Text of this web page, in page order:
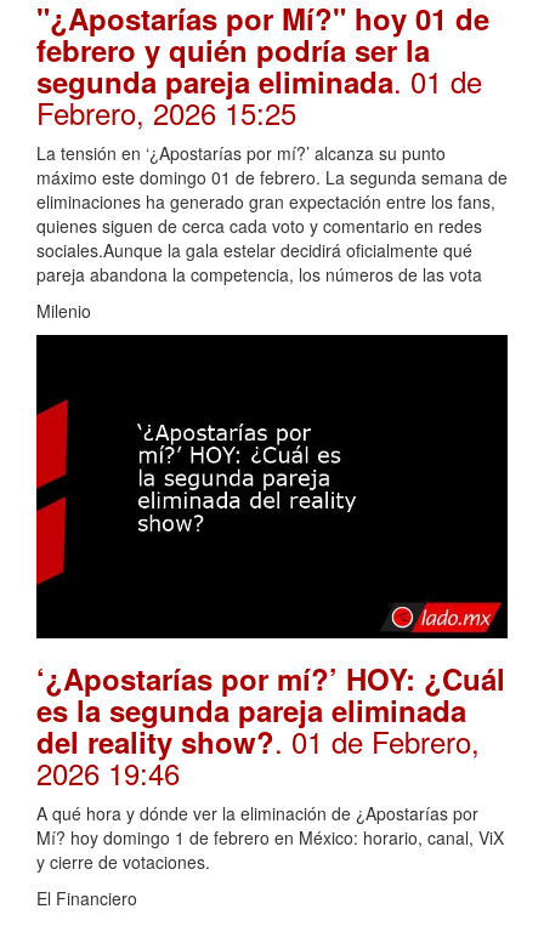
"¿Apostarías por Mí?" hoy 01 de
febrero y quién podría ser la
segunda pareja eliminada. 01 de
Febrero, 2026 15:25
La tensión en ‘¿Apostarías por mí?’ alcanza su punto
máximo este domingo 01 de febrero. La segunda semana de
eliminaciones ha generado gran expectación entre los fans,
quienes siguen de cerca cada voto y comentario en redes
sociales.Aunque la gala estelar decidirá oficialmente qué
pareja abandona la competencia, los números de las vota
Milenio
‘¿Apostarías por mí?’ HOY: ¿Cuál
es la segunda pareja eliminada
del reality show?. 01 de Febrero,
2026 19:46
A qué hora y dónde ver la eliminación de ¿Apostarías por
Mí? hoy domingo 1 de febrero en México: horario, canal, ViX
y cierre de votaciones.
El Financiero